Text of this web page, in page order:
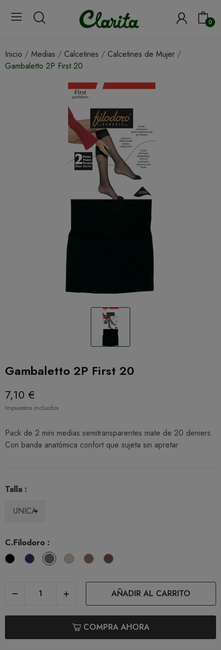
0
Inicio Medias Calcetines
Calcetines de Mujer
Gambaletto 2P First 20
Gambaletto 2P First 20
7,10 €
Impuestos incluidos
Pack de 2 mini medias semitransparentes mate de 20 deniers.
Con banda anatómica confort que sujeta sin apretar
Talla :
C.Filodoro :
Nero
Blu PlatinoPlaya Tea Cappuccio
AÑADIR AL CARRITO
COMPRA AHORA